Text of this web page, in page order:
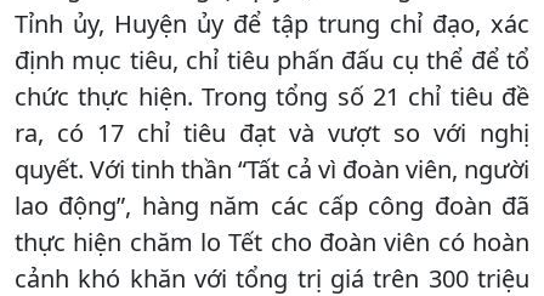
Tỉnh ủy, Huyện ủy để tập trung chỉ đạo, xác
định mục tiêu, chỉ tiêu phấn đấu cụ thể để tổ
chức thực hiện. Trong tổng số 21 chỉ tiêu đề
ra, có 17 chỉ tiêu đạt và vượt so với nghị
quyết. Với tinh thần “Tất cả vì đoàn viên, người
lao động”, hàng năm các cấp công đoàn đã
thực hiện chăm lo Tết cho đoàn viên có hoàn
cảnh khó khăn với tổng trị giá trên 300 triệu